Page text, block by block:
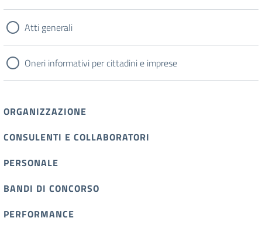
Atti generali
Oneri informativi per cittadini e imprese
ORGANIZZAZIONE
CONSULENTI E COLLABORATORI
PERSONALE
BANDI DI CONCORSO
PERFORMANCE